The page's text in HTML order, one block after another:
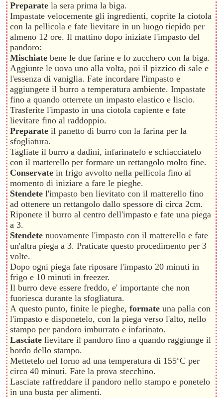
Preparate la sera prima la biga.
Impastate velocemente gli ingredienti, coprite la ciotola
con la pellicola e fate lievitare in un luogo tiepido per
almeno 12 ore. Il mattino dopo iniziate l'impasto del
pandoro:
Mischiate bene le due farine e lo zucchero con la biga.
Aggiunte le uova uno alla volta, poi il pizzico di sale e
l'essenza di vaniglia. Fate incordare l'impasto e
aggiungete il burro a temperatura ambiente. Impastate
fino a quando otterrete un impasto elastico e liscio.
Trasferite l'impasto in una ciotola capiente e fate
lievitare fino al raddoppio.
Preparate il panetto di burro con la farina per la
sfogliatura.
Tagliate il burro a dadini, infarinatelo e schiacciatelo
con il matterello per formare un rettangolo molto fine.
Conservate in frigo avvolto nella pellicola fino al
momento di iniziare a fare le pieghe.
Stendete l'impasto ben lievitato con il matterello fino
ad ottenere un rettangolo dallo spessore di circa 2cm.
Riponete il burro al centro dell'impasto e fate una piega
a 3.
Stendete nuovamente l'impasto con il matterello e fate
un'altra piega a 3. Praticate questo procedimento per 3
volte.
Dopo ogni piega fate riposare l'impasto 20 minuti in
frigo e 10 minuti in freezer.
Il burro deve essere freddo, e' importante che non
fuoriesca durante la sfogliatura.
A questo punto, finite le pieghe, formate una palla con
l'impasto e disponetelo, con la piega verso l'alto, nello
stampo per pandoro imburrato e infarinato.
Lasciate lievitare il pandoro fino a quando raggiunge il
bordo dello stampo.
Mettetelo nel forno ad una temperatura di 155ºC per
circa 40 minuti. Fate la prova stecchino.
Lasciate raffreddare il pandoro nello stampo e ponetelo
in una busta per alimenti.